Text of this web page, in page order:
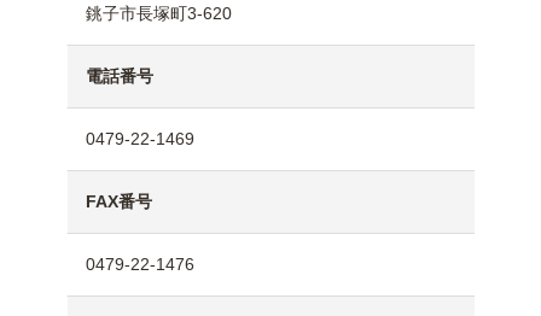
銚子市長塚町3-620
電話番号
0479-22-1469
FAX番号
0479-22-1476